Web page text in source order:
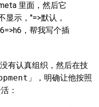
里面，然后它
显示，''=>默认，
，帮我写个插
有认真组织，然后在技
」，明确让他按照
：